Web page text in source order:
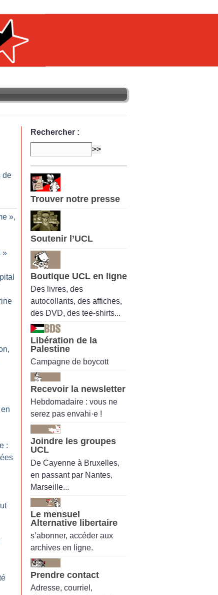
de
»,
»
:
Rechercher :
Trouver notre presse
Soutenir l’UCL
Boutique UCL en ligne
Des livres, des
autocollants, des affiches,
des DVD, des tee-shirts...
Libération de la
Palestine
Campagne de boycott
Recevoir la newsletter
Hebdomadaire : vous ne
serez pas envahi·e !
Joindre les groupes
UCL
De Cayenne à Bruxelles,
en passant par Nantes,
Marseille...
Le mensuel
Alternative libertaire
s’abonner, accéder aux
archives en ligne.
Prendre contact
Adresse, courriel,